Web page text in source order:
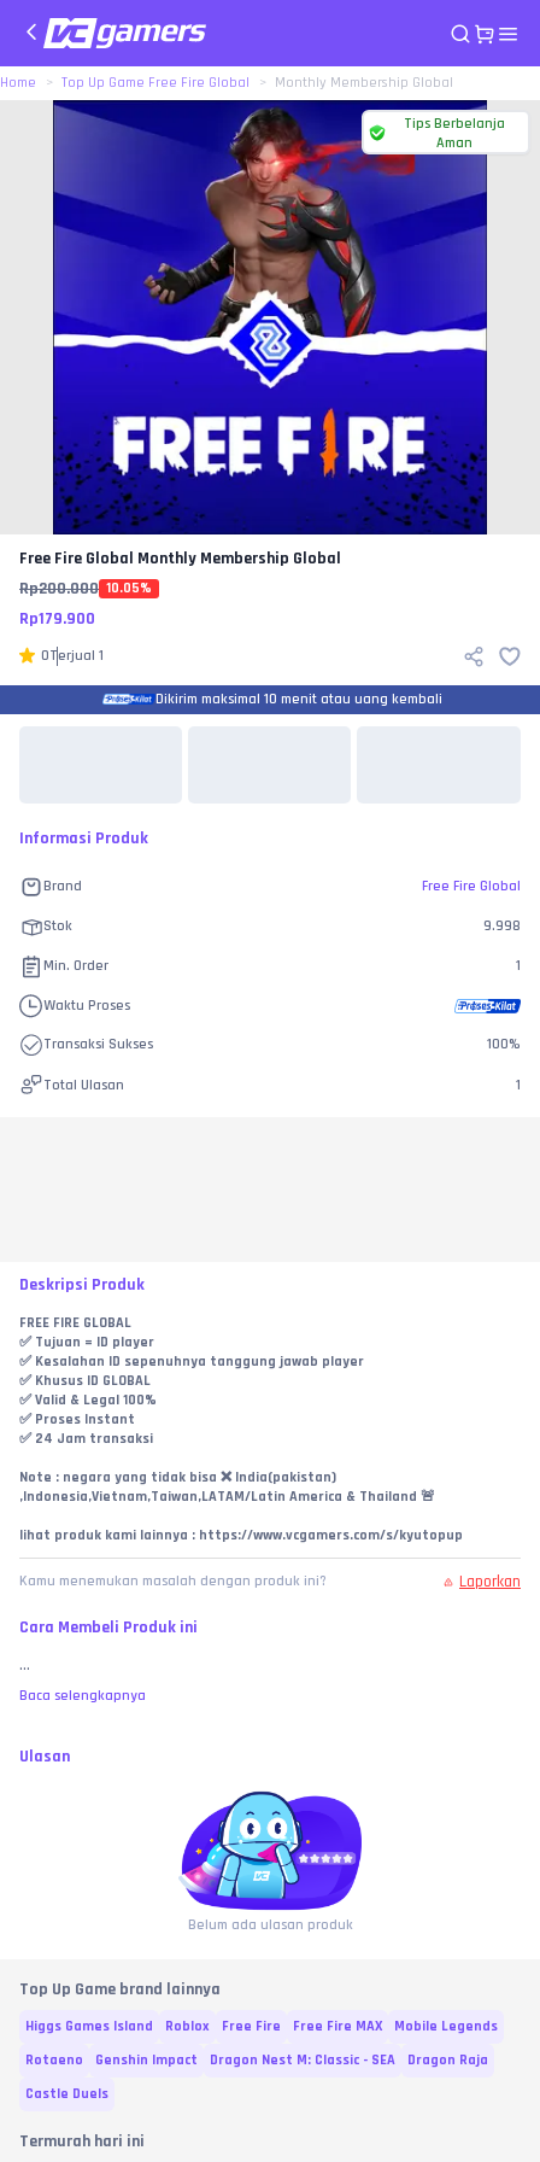
Home Top Up Game Free Fire Global Monthly Membership Global
Tips Berbelanja
Aman
Free Fire Global Monthly Membership Global
Rp200.000 10.05%
Rp179.900
0Terjual 1
Dikirim maksimal 10 menit atau uang kembali
Informasi Produk
Brand Free Fire Global
Stok 9.998
Min. Order 1
Waktu Proses
Transaksi Sukses 100%
Total Ulasan 1
Deskripsi Produk
FREE FIRE GLOBAL
✅ Tujuan = ID player
✅ Kesalahan ID sepenuhnya tanggung jawab player
✅ Khusus ID GLOBAL
✅ Valid & Legal 100%
✅ Proses Instant
✅ 24 Jam transaksi
Note : negara yang tidak bisa ❌ India(pakistan)
,Indonesia,Vietnam,Taiwan,LATAM/Latin America & Thailand 🚨
lihat produk kami lainnya : https://www.vcgamers.com/s/kyutopup
Kamu menemukan masalah dengan produk ini? Laporkan
Cara Membeli Produk ini
...
Baca selengkapnya
Ulasan
Belum ada ulasan produk
Top Up Game brand lainnya
Higgs Games Island Roblox Free Fire Free Fire MAX
Mobile Legends
Rotaeno
Genshin Impact Dragon Nest M: Classic - SEA
Dragon Raja
Castle Duels
Termurah hari ini